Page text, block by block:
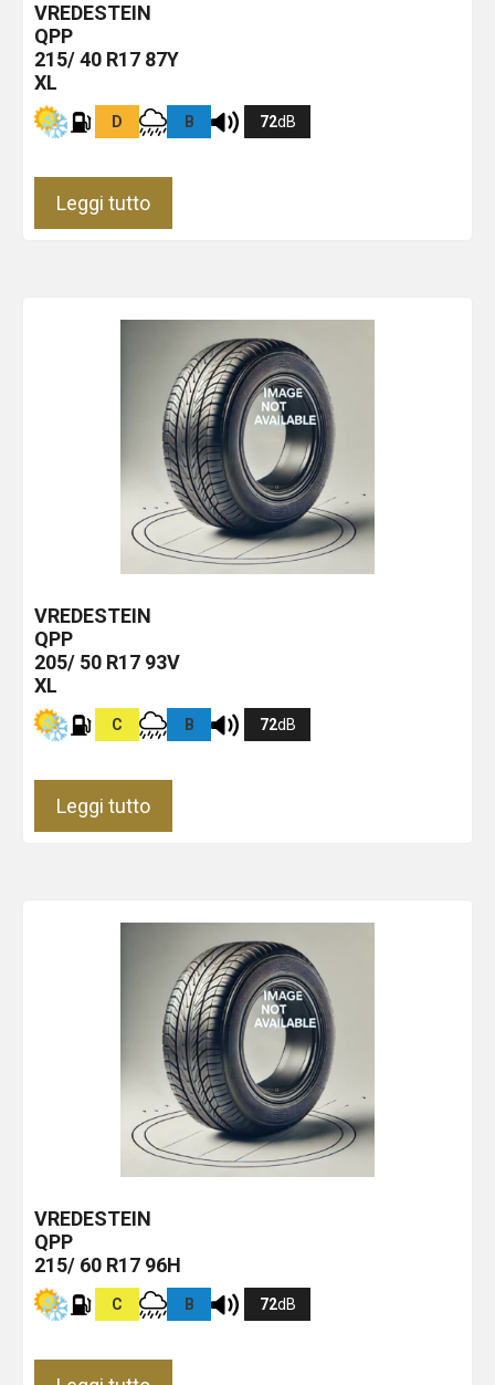
VREDESTEIN
QPP
215/ 40 R17 87Y
XL
D B 72dB
Leggi tutto
VREDESTEIN
QPP
205/ 50 R17 93V
XL
C B 72dB
Leggi tutto
VREDESTEIN
QPP
215/ 60 R17 96H
C B 72dB